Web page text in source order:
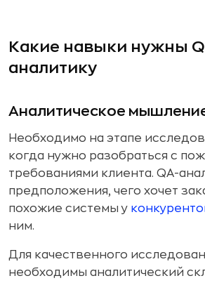
Какие навыки нужны
аналитику
Аналитическое
Необходимо на этапе
когда нужно разобраться с
требованиями клиента. QA-
предположения, чего хочет
похожие системы у
ним.
Для качественного
необходимы аналитический